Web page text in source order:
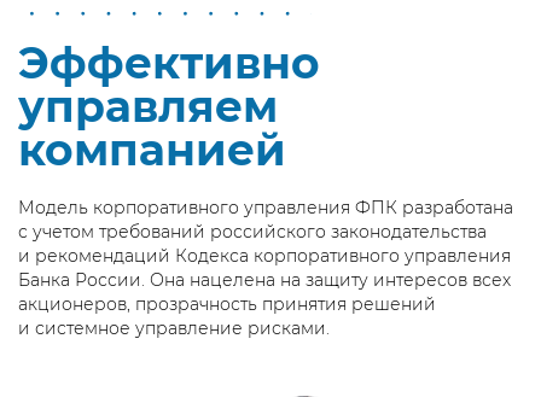
Эффективно
управляем
компанией
Модель корпоративного управления ФПК разработана
с учетом требований российского законодательства
и рекомендаций Кодекса корпоративного управления
Банка России. Она нацелена на защиту интересов всех
акционеров, прозрачность принятия решений
и системное управление рисками.